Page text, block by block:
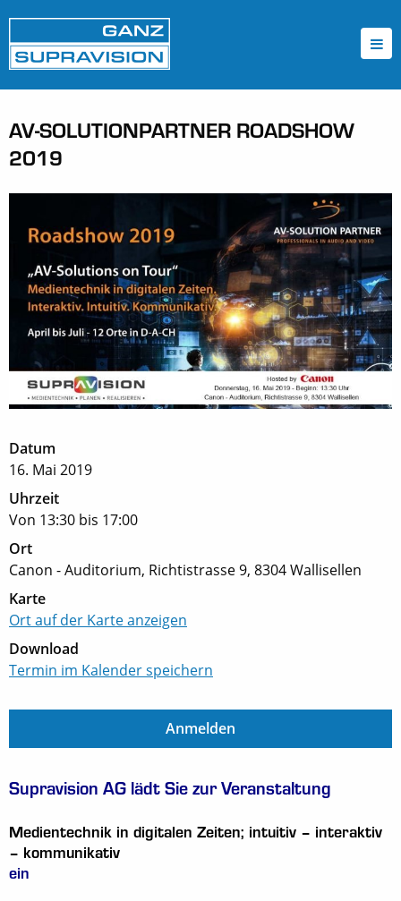
AV-SOLUTIONPARTNER ROADSHOW
2019
Datum
16. Mai 2019
Uhrzeit
Von 13:30 bis 17:00
Ort
Canon - Auditorium, Richtistrasse 9, 8304 Wallisellen
Karte
Ort auf der Karte anzeigen
Download
Termin im Kalender speichern
Anmelden
Supravision AG lädt Sie zur Veranstaltung
Medientechnik in digitalen Zeiten; intuitiv – interaktiv
– kommunikativ
ein